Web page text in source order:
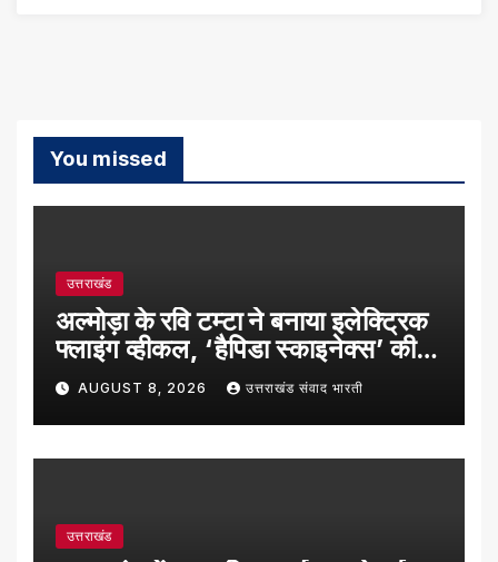
You missed
उत्तराखंड
अल्मोड़ा के रवि टम्टा ने बनाया इलेक्ट्रिक
फ्लाइंग व्हीकल, ‘हैपिडा स्काइनेक्स’ की
सफल ट्रायल उड़ान
AUGUST 8, 2026 उत्तराखंड संवाद भारती
उत्तराखंड